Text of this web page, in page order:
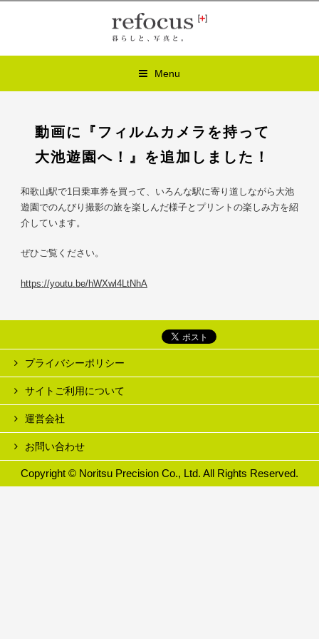
Menu
動画に『フィルムカメラを持って
大池遊園へ！』を追加しました！
和歌山駅で1日乗車券を買って、いろんな駅に寄り道しながら大池
遊園でのんびり撮影の旅を楽しんだ様子とプリントの楽しみ方を紹
介しています。
ぜひご覧ください。
https://youtu.be/hWXwl4LtNhA
プライバシーポリシー
サイトご利用について
運営会社
お問い合わせ
Copyright © Noritsu Precision Co., Ltd. All Rights Reserved.